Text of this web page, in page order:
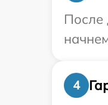
После
4